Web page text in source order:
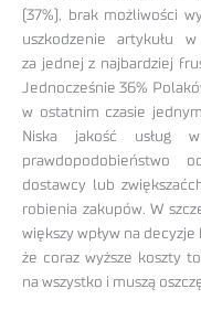
(37%), brak możliwości
uszkodzenie artykułu
za jednej z najbardziej
Jednocześnie 36%
w ostatnim czasie
Niska jakość usług
prawdopodobieństwo
dostawcy lub
robienia zakupów. W
większy wpływ na
że coraz wyższe koszty
na wszystko i muszą